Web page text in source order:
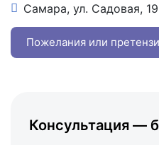
Самара, ул. Садовая,
+7 (846) 215-16-16
+7 (993) 993-77-22
Написать в МАКС
Схема проезда
Пожелания или
Консультация —